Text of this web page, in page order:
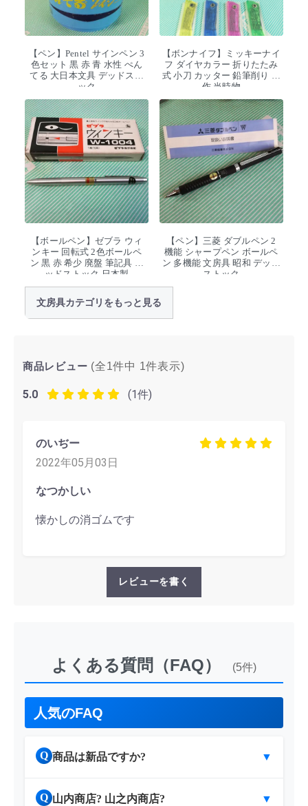
【ペン】Pentel サインペン 3
色セット 黒 赤 青 水性 ぺん
てる 大日本文具 デッドスト
ック
【ボンナイフ】ミッキーナイ
フ ダイヤカラー 折りたたみ
式 小刀 カッター 鉛筆削り 工
作 当時物
【ボールペン】ゼブラ ウィ
ンキー 回転式 2色ボールペ
ン 黒 赤 希少 廃盤 筆記具 デ
ッドストック 日本製
【ペン】三菱 ダブルペン 2
機能 シャープペン ボールペ
ン 多機能 文房具 昭和 デッド
ストック
文房具カテゴリをもっと見る
商品レビュー (全1件中 1件表示)
5.0 (1件)
のいぢー
2022年05月03日
なつかしい
懐かしの消ゴムです
レビューを書く
よくある質問（FAQ） (5件)
人気のFAQ
Q 商品は新品ですか? ▼
Q 山内商店? 山之内商店? ▼